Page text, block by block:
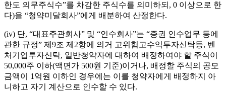
한도 의무주식수”를 차감한 주식수를 의미하되 , 0 이상으로 한
다)을 “청약미달회사”에게 배분하여 산정한다.
(iv) 단, “대표주관회사” 및 “인수회사”는 “증권 인수업무 등에
관한 규정” 제 9조 제 2항에 의거 고위험고수익투자신탁등, 벤
처기업투자신탁, 일반청약자에 대하여 배정하여야 할 주식이
50,000주 이하(액면가 500원 기준)이거나, 배정할 주식의 공모
금액이
1 억원 이하인 경우에는 이를 청약자에게 배정하지 아
니하고 자기 계산으로 인수할 수 있다.